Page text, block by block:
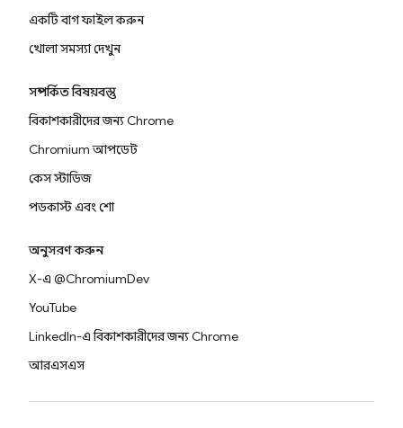
একটি বাগ ফাইল করুন
খোলা সমস্যা দেখুন
সম্পর্কিত বিষয়বস্তু
বিকাশকারীদের জন্য Chrome
Chromium আপডেট
কেস স্টাডিজ
পডকাস্ট এবং শো
অনুসরণ করুন
X-এ @ChromiumDev
YouTube
LinkedIn-এ বিকাশকারীদের জন্য Chrome
আরএসএস